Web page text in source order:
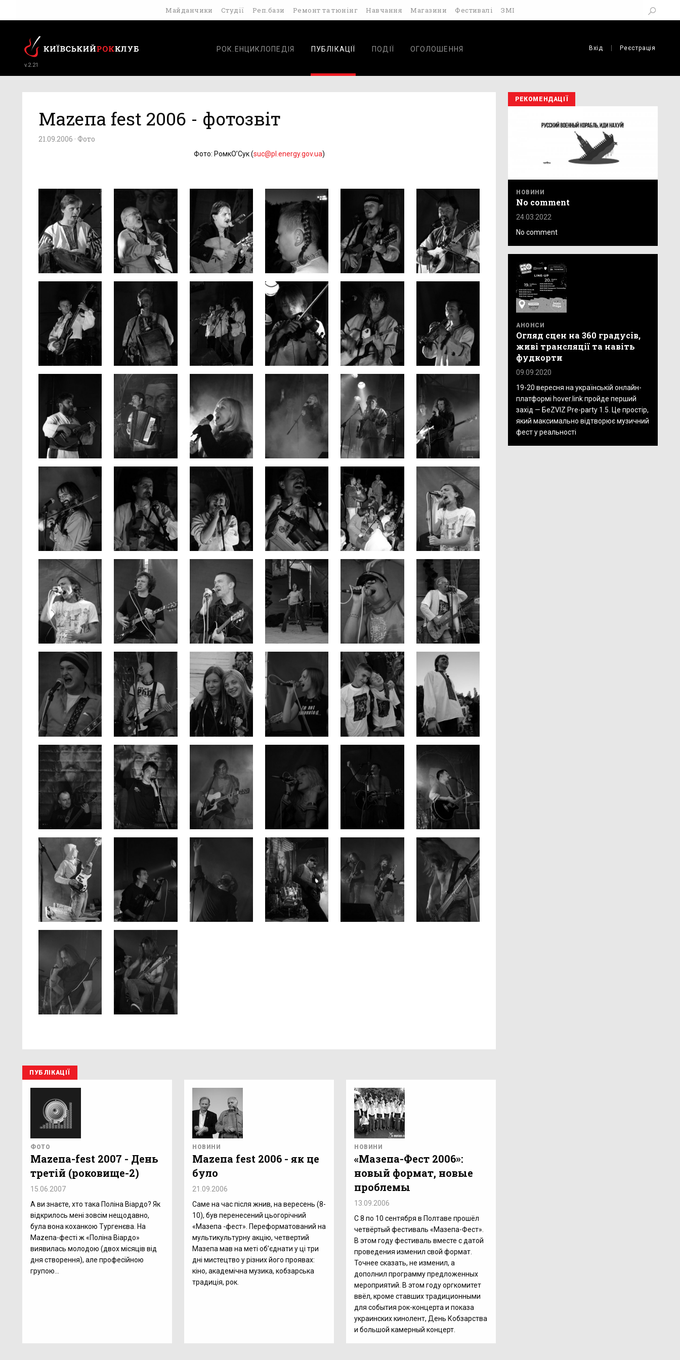
Майданчики Студії Реп.бази Ремонт та тюнінг Навчання Магазини Фестивалі ЗМІ
v.2.21
РОК.ЕНЦИКЛОПЕДІЯ ПУБЛІКАЦІЇ ПОДІЇ ОГОЛОШЕННЯ Вхід Реєстрація
Маzепа fest 2006 - фотозвіт
21.09.2006 · Фото
Фото: РомкО’Сук (suc@pl.energy.gov.ua)
ПУБЛІКАЦІЇ
ФОТО
Маzепа-fest 2007 - День
третій (роковище-2)
15.06.2007
А ви знаєте, хто така Поліна Віардо? Як
відкрилось мені зовсім нещодавно,
була вона коханкою Тургенєва. На
Маzепа-фесті ж «Поліна Віардо»
виявилась молодою (двох місяців від
дня створення), але професійною
групою...
НОВИНИ
Маzепа fest 2006 - як це
було
21.09.2006
Саме на час після жнив, на вересень (8-
10), був перенесений цьогорічний
«Мазепа -фест». Переформатований на
мультикультурну акцію, четвертий
Мазепа мав на меті об’єднати у ці три
дні мистецтво у різних його проявах:
кіно, академічна музика, кобзарська
традиція, рок.
НОВИНИ
«Мазепа-Фест 2006»:
новый формат, новые
проблемы
13.09.2006
С 8 по 10 сентября в Полтаве прошёл
четвёртый фестиваль «Мазепа-Фест».
В этом году фестиваль вместе с датой
проведения изменил свой формат.
Точнее сказать, не изменил, а
дополнил программу предложенных
мероприятий. В этом году оргкомитет
ввёл, кроме ставших традиционными
для события рок-концерта и показа
украинских кинолент, День Кобзарства
и большой камерный концерт.
РЕКОМЕНДАЦІЇ
НОВИНИ
No comment
24.03.2022
No comment
АНОНСИ
Огляд сцен на 360 градусів,
живі трансляції та навіть
фудкорти
09.09.2020
19-20 вересня на українській онлайн-
платформі hover.link пройде перший
захід — БеZVIZ Pre-party 1.5. Це простір,
який максимально відтворює музичний
фест у реальності